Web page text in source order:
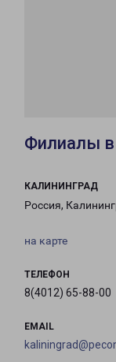
Филиалы в
КАЛИНИНГРАД
Россия,
на карте
ТЕЛЕФОН
8(4012) 65-88-00
EMAIL